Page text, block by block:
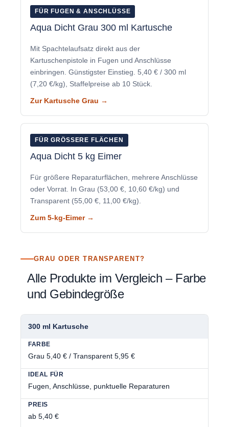
FÜR FUGEN & ANSCHLÜSSE
Aqua Dicht Grau 300 ml Kartusche
Mit Spachtelaufsatz direkt aus der
Kartuschenpistole in Fugen und Anschlüsse
einbringen. Günstigster Einstieg. 5,40 € / 300 ml
(7,20 €/kg), Staffelpreise ab 10 Stück.
Zur Kartusche Grau →
FÜR GRÖSSERE FLÄCHEN
Aqua Dicht 5 kg Eimer
Für größere Reparaturflächen, mehrere Anschlüsse
oder Vorrat. In Grau (53,00 €, 10,60 €/kg) und
Transparent (55,00 €, 11,00 €/kg).
Zum 5-kg-Eimer →
GRAU ODER TRANSPARENT?
Alle Produkte im Vergleich – Farbe
und Gebindegröße
300 ml Kartusche
Grau 5,40 € / Transparent 5,95 €
Fugen, Anschlüsse, punktuelle Reparaturen
ab 5,40 €